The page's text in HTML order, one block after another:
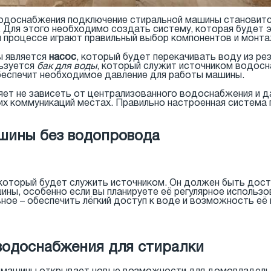
подключение стиральной машины
этого необходимо создать систему, которая
играют правильный выбор компонентов и
насос, который будет перекачивать воду из
бак для воды, который служит источником
необходимое давление для работы машины.
не зависеть от централизованного водоснабжения и
коммуникаций местах. Правильно настроенная
без водопровода
будет служить источником. Он должен быть
особенно если вы планируете её регулярное
– обеспечить лёгкий доступ к воде и возможность её
для стиралки